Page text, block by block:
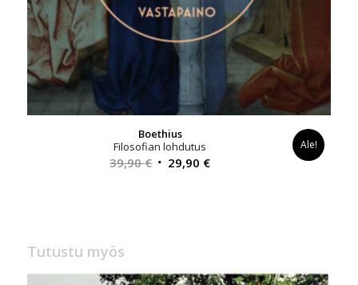
Boethius
Filosofian lohdutus
39,90€ Alkuperäinen
29,90 €Nykyinen
Ale!
Tutustu myös